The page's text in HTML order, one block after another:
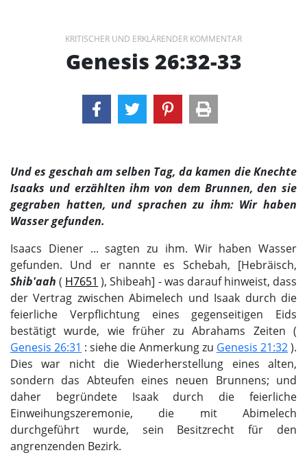
KRITISCHER UND ERKLÄRENDER KOMMENTAR
Genesis 26:32-33
Und es geschah am selben Tag, da kamen die Knechte
Isaaks und erzählten ihm von dem Brunnen, den sie
gegraben hatten, und sprachen zu ihm: Wir haben
Wasser gefunden.
Isaacs Diener ... sagten zu ihm. Wir haben Wasser
gefunden. Und er nannte es Schebah, [Hebräisch,
Shib'aah ( H7651 ), Shibeah] - was darauf hinweist, dass
der Vertrag zwischen Abimelech und Isaak durch die
feierliche Verpflichtung eines gegenseitigen Eids
bestätigt wurde, wie früher zu Abrahams Zeiten (
Genesis 26:31 : siehe die Anmerkung zu Genesis 21:32).
Dies war nicht die Wiederherstellung eines alten,
sondern das Abteufen eines neuen Brunnens; und
daher begründete Isaak durch die feierliche
Einweihungszeremonie, die mit Abimelech
durchgeführt wurde, sein Besitzrecht für den
angrenzenden Bezirk.